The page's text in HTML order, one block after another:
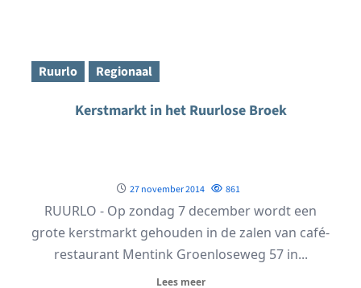
Ruurlo Regionaal
Kerstmarkt in het Ruurlose Broek
27 november 2014 861
RUURLO - Op zondag 7 december wordt een
grote kerstmarkt gehouden in de zalen van café-
restaurant Mentink Groenloseweg 57 in...
Lees meer